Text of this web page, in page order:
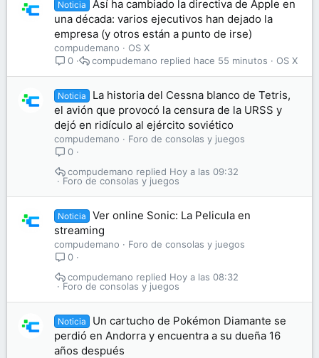
Noticia
Así ha cambiado la directiva de Apple en
una década: varios ejecutivos han dejado la
empresa (y otros están a punto de irse)
compudemano
OS X
0
OS X
hace 55 minutos
compudemano
Noticia
La historia del Cessna blanco de Tetris,
el avión que provocó la censura de la URSS y
dejó en ridículo al ejército soviético
compudemano
Foro de consolas y juegos
0
Foro de consolas y juegos
Hoy a las 09:32
compudemano
Noticia
Ver online Sonic: La Pelicula en
streaming
compudemano
Foro de consolas y juegos
0
Foro de consolas y juegos
Hoy a las 08:32
compudemano
Noticia
Un cartucho de Pokémon Diamante se
perdió en Andorra y encuentra a su dueña 16
años después